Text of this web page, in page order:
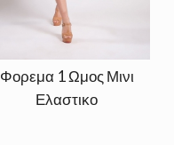
Φορεμα 1 Ωμος Μινι
Ελαστικο